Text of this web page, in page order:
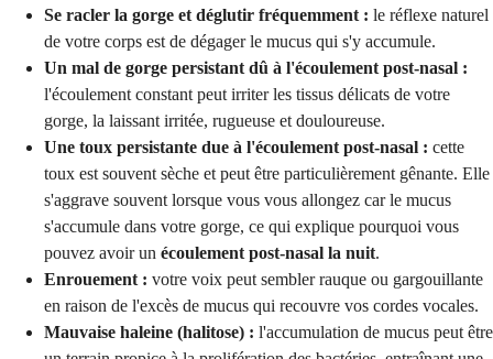
Se racler la gorge et déglutir fréquemment : le réflexe naturel
de votre corps est de dégager le mucus qui s'y accumule.
Un mal de gorge persistant dû à l'écoulement post-nasal :
l'écoulement constant peut irriter les tissus délicats de votre
gorge, la laissant irritée, rugueuse et douloureuse.
Une toux persistante due à l'écoulement post-nasal : cette
toux est souvent sèche et peut être particulièrement gênante. Elle
s'aggrave souvent lorsque vous vous allongez car le mucus
s'accumule dans votre gorge, ce qui explique pourquoi vous
pouvez avoir un écoulement post-nasal la nuit.
Enrouement : votre voix peut sembler rauque ou gargouillante
en raison de l'excès de mucus qui recouvre vos cordes vocales.
Mauvaise haleine (halitose) : l'accumulation de mucus peut être